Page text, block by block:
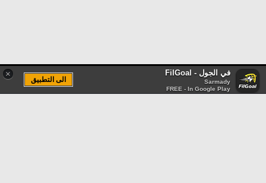
× في الجول - FilGoal
Sarmady
FREE - In Google Play
الى التطبيق